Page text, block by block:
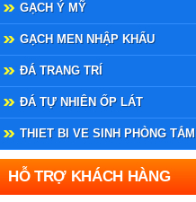
GẠCH Ý MỸ
GẠCH MEN NHẬP KHẨU
ĐÁ TRANG TRÍ
ĐÁ TỰ NHIÊN ỐP LÁT
THIET BI VE SINH PHÒNG TẮM
HỖ TRỢ KHÁCH HÀNG